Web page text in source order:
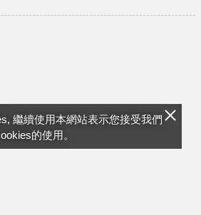
繼續使用本網站表示您接受我們
的使用。